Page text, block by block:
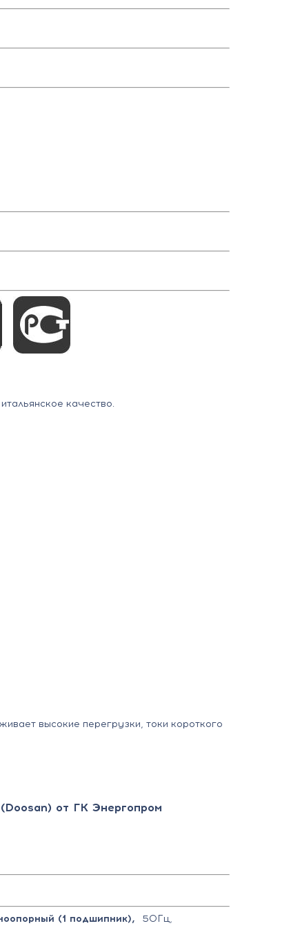
качество.
высокие перегрузки, токи короткого
от ГК Энергопром
(1 подшипник), 50Гц,